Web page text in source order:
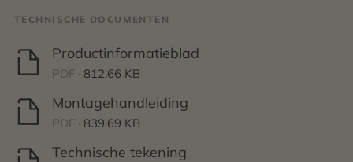
TECHNISCHE DOCUMENTEN
Productinformatieblad
PDF · 812.66 KB
Montagehandleiding
PDF · 839.69 KB
Technische tekening